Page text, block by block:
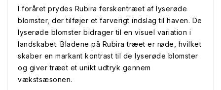
I foråret prydes Rubira ferskentræet af lyserøde
blomster, der tilføjer et farverigt indslag til haven. De
lyserøde blomster bidrager til en visuel variation i
landskabet. Bladene på Rubira træet er røde, hvilket
skaber en markant kontrast til de lyserøde blomster
og giver træet et unikt udtryk gennem
vækstsæsonen.